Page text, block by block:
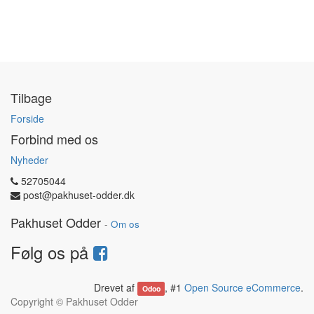
Tilbage
Forside
Forbind med os
Nyheder
52705044
post@pakhuset-odder.dk
Pakhuset Odder - Om os
Følg os på
Drevet af Odoo , #1 Open Source eCommerce.
Copyright © Pakhuset Odder